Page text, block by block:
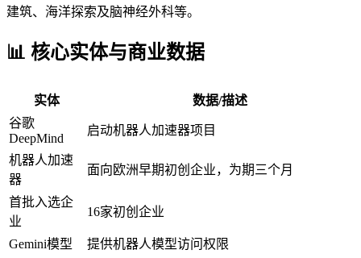
建筑、海洋探索及脑神经外科等。
📊 核心实体与商业数据
实体
数据/描述
谷歌
DeepMind
启动机器人加速器项目
机器人加速
器
面向欧洲早期初创企业，为期三个月
首批入选企
业
16家初创企业
Gemini模型 提供机器人模型访问权限